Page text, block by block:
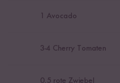
1 Avocado
3-4 Cherry Tomaten
0,5 rote Zwiebel